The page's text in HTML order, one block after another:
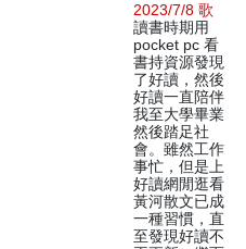
2023/7/8 歌
讀書時期用
pocket pc 看
書持資源發現
了好讀，然後
好讀一直陪伴
我至大學畢業
然後踏足社
會。雖然工作
事忙，但是上
好讀網閒逛看
黃河散文已成
一種習慣，直
至發現好讀不